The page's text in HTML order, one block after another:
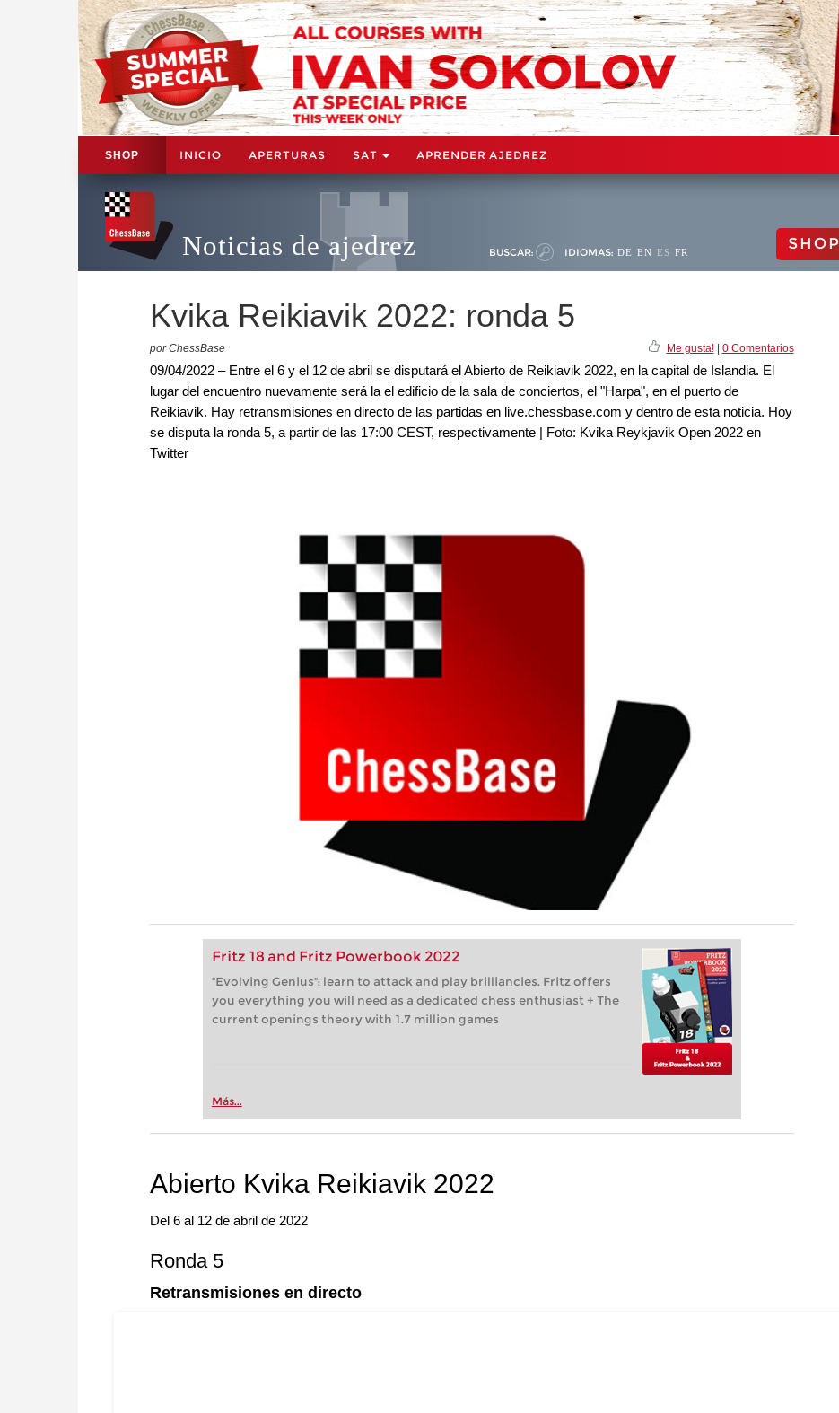
SHOP INICIO APERTURAS SAT APRENDER AJEDREZ
Noticias de ajedrez BUSCAR: IDIOMAS: DE EN ES FR SHOP
Kvika Reikiavik 2022: ronda 5
por ChessBase Me gusta!| 0 Comentarios
09/04/2022 – Entre el 6 y el 12 de abril se disputará el Abierto de Reikiavik 2022, en la capital de Islandia. El
lugar del encuentro nuevamente será la el edificio de la sala de conciertos, el "Harpa", en el puerto de
Reikiavik. Hay retransmisiones en directo de las partidas en live.chessbase.com y dentro de esta noticia. Hoy
se disputa la ronda 5, a partir de las 17:00 CEST, respectivamente | Foto: Kvika Reykjavik Open 2022 en
Twitter
Fritz 18 and Fritz Powerbook 2022
"Evolving Genius": learn to attack and play brilliancies. Fritz offers
you everything you will need as a dedicated chess enthusiast + The
current openings theory with 1.7 million games
Más...
Abierto Kvika Reikiavik 2022
Del 6 al 12 de abril de 2022
Ronda 5
Retransmisiones en directo